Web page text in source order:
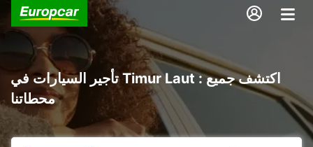
تأجير السيارات في Timur Laut : اكتشف جميع
محطاتنا